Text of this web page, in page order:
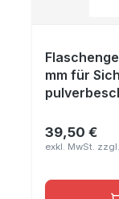
mm für
Regulärer
39,50 €